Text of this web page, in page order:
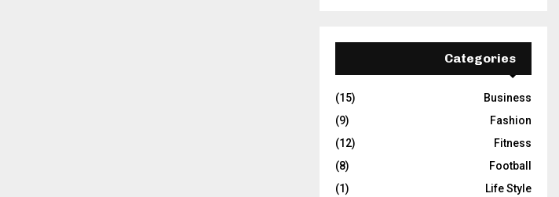
Categories
Business
(15)
Fashion
(9)
Fitness
(12)
Football
(8)
Life Style
(1)